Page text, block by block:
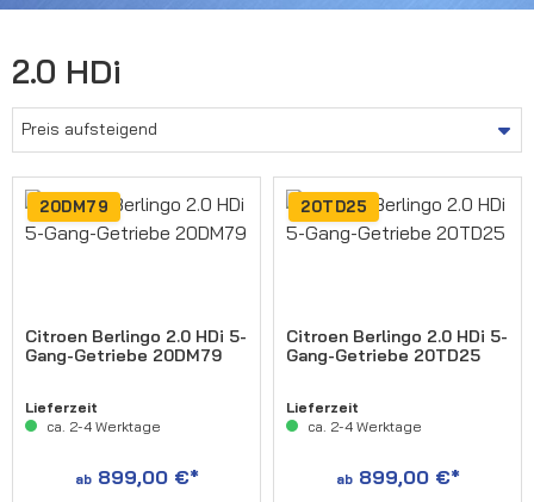
2.0 HDi
20DM79
Citroen Berlingo 2.0 HDi 5-
Gang-Getriebe 20DM79
Lieferzeit
ca. 2-4 Werktage
ab899,00 €*
20TD25
Citroen Berlingo 2.0 HDi 5-
Gang-Getriebe 20TD25
Lieferzeit
ca. 2-4 Werktage
ab899,00 €*